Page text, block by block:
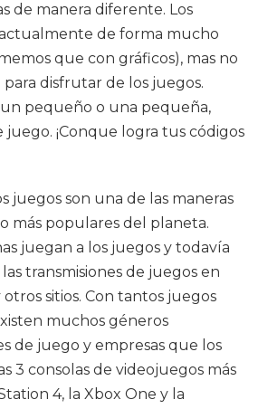
de manera diferente. Los
de forma mucho
que con gráficos), mas no
disfrutar de los juegos.
pequeño o una pequeña,
¡Conque logra tus códigos
juegos son una de las maneras
más populares del planeta.
juegan a los juegos y todavía
transmisiones de juegos en
sitios. Con tantos juegos
muchos géneros
de juego y empresas que los
3 consolas de videojuegos más
4, la Xbox One y la